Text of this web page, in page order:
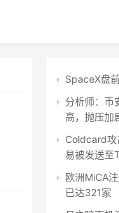
SpaceX盘
分析师：币
高，抛压加
Coldcard攻
易被发送至
欧洲MiCA
已达321家